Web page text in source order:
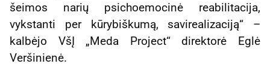
šeimos narių psichoemocinė reabilitacija,
vykstanti per kūrybiškumą, savirealizaciją“ –
kalbėjo VšĮ „Meda Project“ direktorė Eglė
Veršinienė.